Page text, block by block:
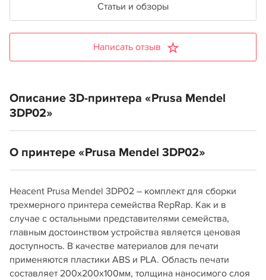
Статьи и обзоры
Написать отзыв
Описание 3D-принтера «Prusa Mendel
3DP02»
О принтере «Prusa Mendel 3DP02»
Heacent Prusa Mendel 3DP02 – комплект для сборки
трехмерного принтера семейства RepRap. Как и в
случае с остальными представителями семейства,
главным достоинством устройства является ценовая
доступность. В качестве материалов для печати
применяются пластики ABS и PLA. Область печати
составляет 200х200х100мм, толщина наносимого слоя